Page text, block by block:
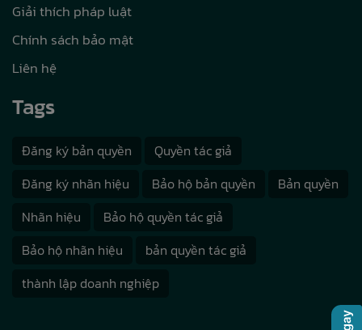
Giải thích pháp luật
Chính sách bảo mật
Liên hệ
Tags
Đăng ký bản quyền
Quyền tác giả
Đăng ký nhãn hiệu
Bảo hộ bản quyền
Bản quyền
Nhãn hiệu
Bảo hộ quyền tác giả
Bảo hộ nhãn hiệu
bản quyền tác giả
thành lập doanh nghiệp